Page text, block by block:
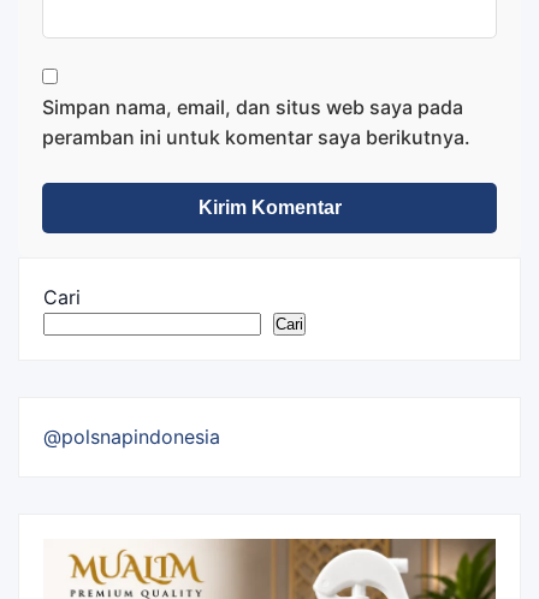
Simpan nama, email, dan situs web saya pada
peramban ini untuk komentar saya berikutnya.
Cari
Cari
@polsnapindonesia